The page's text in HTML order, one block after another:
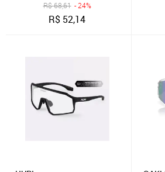
R$68,61 - 24%
R$ 52,14